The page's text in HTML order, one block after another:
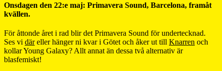
Onsdagen den 22:e maj: Primavera Sound, Barcelona, framåt
kvällen.
För åttonde året i rad blir det Primavera Sound för undertecknad.
Ses vi däreller hänger ni kvar i Götet och åker ut till Knarren och
kollar Young Galaxy? Allt annat än dessa två alternativ är
blasfemiskt!